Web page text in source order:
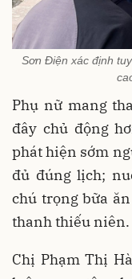
Sơn Điện xác định
Phụ nữ mang
đây chủ động
phát hiện sớm
đủ đúng lịch;
chú trọng bữa
thanh thiếu niên.
Chị Phạm Thị